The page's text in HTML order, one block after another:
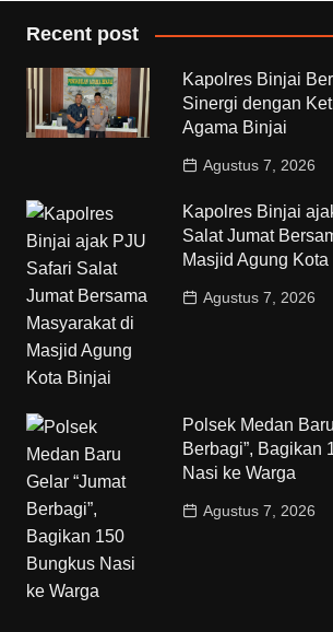
Recent post
Kapolres Binjai
Sinergi dengan
Agama Binjai
Agustus 7, 2026
Kapolres Binjai
Salat Jumat
Masjid Agung
Agustus 7, 2026
Polsek Medan
Berbagi”, Bagikan
Nasi ke Warga
Agustus 7, 2026